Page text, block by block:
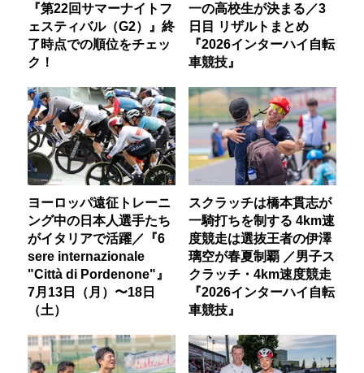
『第22回サマーナイトフ
ェスティバル（G2）』終
了時点での順位をチェッ
ク！
一の高校生が決まる／3
日目 リザルトまとめ
『2026インターハイ自転
車競技』
ヨーロッパ遠征トレーニ
ング中の日本人選手たち
がイタリアで活躍／『6
sere internazionale
"Città di Pordenone"』
7月13日（月）〜18日
（土）
スクラッチは橋本貫志が
一騎打ちを制する 4km速
度競走は選抜王者の伊澤
璃空が春夏制覇 ／男子ス
クラッチ・4km速度競走
『2026インターハイ自転
車競技』